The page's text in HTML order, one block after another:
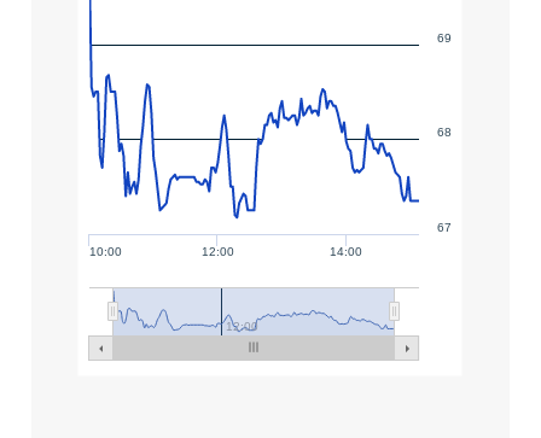
10:00 12:00 14:00
12:00
67
68
69